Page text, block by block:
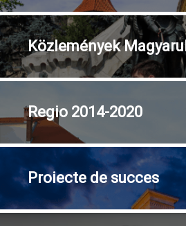
KözleményekMagyarul
Regio 2014-2020
Proiecte de succes